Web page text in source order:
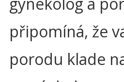
připomíná, že
porodu klade